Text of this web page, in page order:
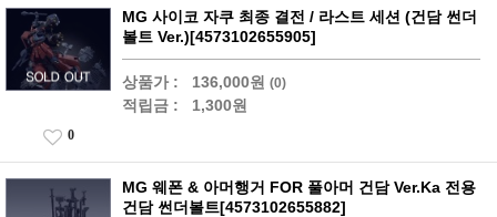
MG 사이코 자쿠 최종 결전 / 라스트 세션 (건담 썬더
볼트 Ver.)[4573102655905]
상품가 : 136,000원 (0)
적립금 : 1,300원
0
MG 웨폰 & 아머행거 FOR 풀아머 건담 Ver.Ka 전용
건담 썬더볼트[4573102655882]